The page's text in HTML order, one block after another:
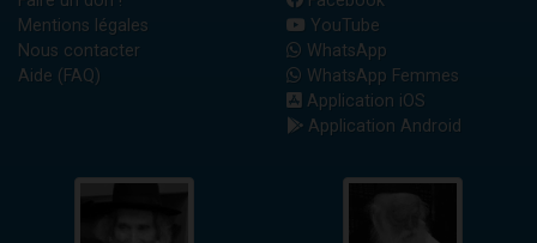
Mentions légales
Nous contacter
Aide (FAQ)
YouTube
WhatsApp
WhatsApp Femmes
Application iOS
Application Android